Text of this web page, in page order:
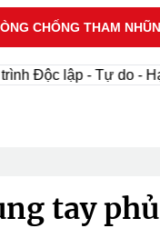
CHỐNG THAM
lập - Tự do - Hạnh
tay